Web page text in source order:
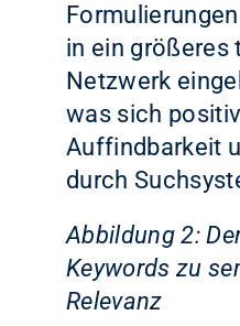
in ein größeres
Netzwerk
was sich
Auffindbarkeit
durch
Abbildung 2:
Keywords zu
Relevanz